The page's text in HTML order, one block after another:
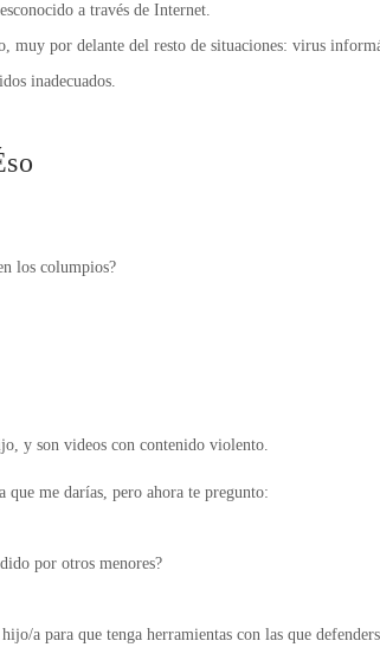
a través de Internet.
muy por delante del resto de situaciones: virus
inadecuados.
los columpios?
y son videos con contenido violento.
que me darías, pero ahora te pregunto:
por otros menores?
a para que tenga herramientas con las que